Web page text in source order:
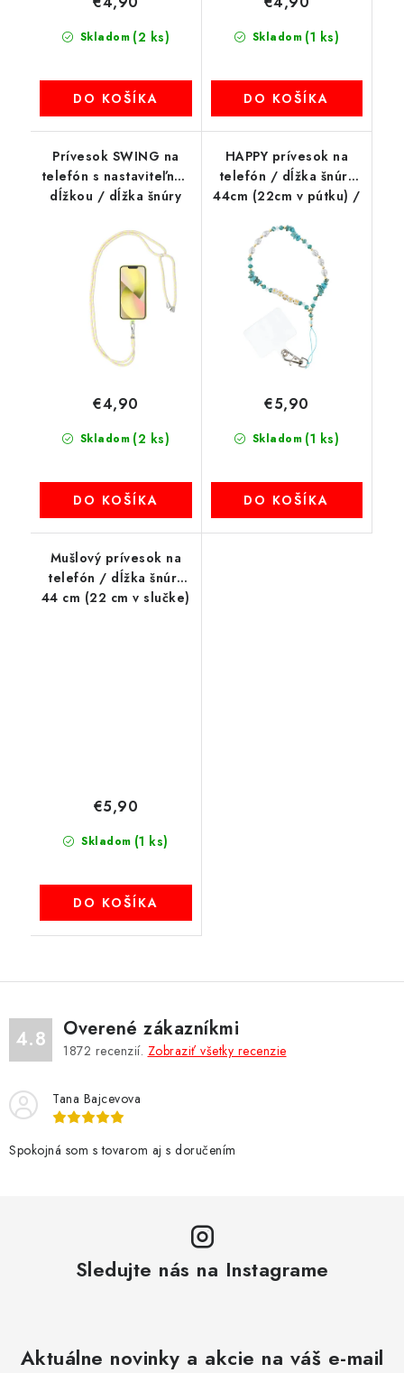
Skladom (2 ks)
DO KOŠÍKA
Skladom (1 ks)
DO KOŠÍKA
Prívesok SWING na
telefón s nastaviteľnou
dĺžkou / dĺžka šnúry
slučke) / na rameno
alebo krk - sivo-žltá
Skladom (2 ks)
€4,90
DO KOŠÍKA
HAPPY prívesok na
telefón / dĺžka šnúry
44cm (22cm v pútku) /
Skladom (1 ks)
€5,90
DO KOŠÍKA
Mušlový prívesok na
telefón / dĺžka šnúry
44 cm (22 cm v slučke)
Skladom (1 ks)
€5,90
DO KOŠÍKA
4.8 Overené zákazníkmi
1872 recenzií. Zobraziť všetky recenzie
Tana Bajcevova
Spokojná som s tovarom aj s doručením
Sledujte nás na Instagrame
Aktuálne novinky a akcie na váš e-mail